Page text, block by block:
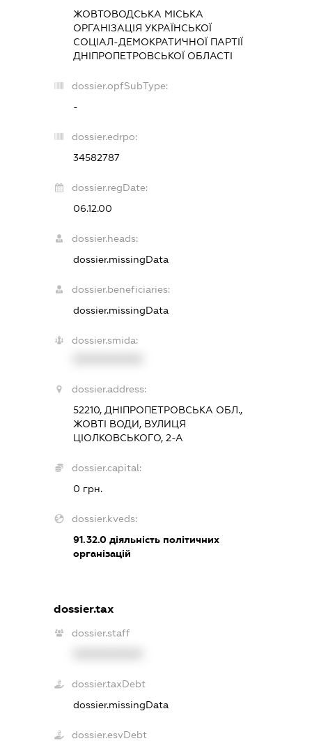
ЖОВТОВОДСЬКА МІСЬКА
ОРГАНІЗАЦІЯ УКРАЇНСЬКОЇ
СОЦІАЛ-ДЕМОКРАТИЧНОЇ ПАРТІЇ
ДНІПРОПЕТРОВСЬКОЇ ОБЛАСТІ
dossier.opfSubType:
-
dossier.edrpo:
34582787
dossier.regDate:
06.12.00
dossier.heads:
dossier.missingData
dossier.beneficiaries:
dossier.missingData
dossier.smida:
dossier.address:
52210, ДНІПРОПЕТРОВСЬКА ОБЛ.,
ЖОВТІ ВОДИ, ВУЛИЦЯ
ЦІОЛКОВСЬКОГО, 2-А
dossier.capital:
0 грн.
dossier.kveds:
91.32.0 діяльність політичних
організацій
dossier.tax
dossier.staff
dossier.taxDebt
dossier.missingData
dossier.esvDebt